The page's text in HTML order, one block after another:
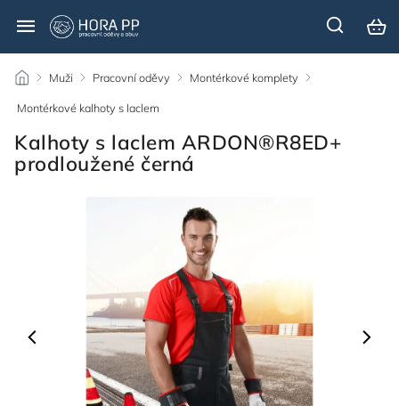
/ Muži / Pracovní oděvy / Montérkové komplety /
Montérkové kalhoty s laclem
Kalhoty s laclem ARDON®R8ED+
prodloužené černá